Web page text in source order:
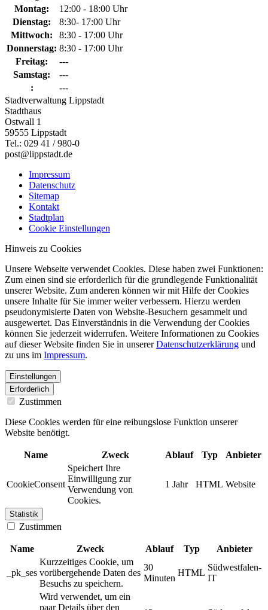
Montag:
12:00 - 18:00 Uhr
Dienstag:
8:30- 17:00 Uhr
Mittwoch:
8:30 - 17:00 Uhr
Donnerstag: 8:30 - 17:00 Uhr
Freitag:
---
Samstag:
---
:
---
Stadtverwaltung Lippstadt
Stadthaus
Ostwall 1
59555 Lippstadt
Tel.: 029 41 / 980-0
post@lippstadt.de
Impressum
Datenschutz
Sitemap
Kontakt
Stadtplan
Cookie Einstellungen
Hinweis zu Cookies
Unsere Webseite verwendet Cookies. Diese haben zwei Funktionen:
Zum einen sind sie erforderlich für die grundlegende Funktionalität
unserer Website. Zum anderen können wir mit Hilfe der Cookies
unsere Inhalte für Sie immer weiter verbessern. Hierzu werden
pseudonymisierte Daten von Website-Besuchern gesammelt und
ausgewertet. Das Einverständnis in die Verwendung der Cookies
können Sie jederzeit widerrufen. Weitere Informationen zu Cookies
auf dieser Website finden Sie in unsererDatenschutzerklärung und
zu uns im Impressum.
Einstellungen
Erforderlich
Zustimmen
Diese Cookies werden für eine reibungslose Funktion unserer
Website benötigt.
Name Zweck Ablauf Typ Anbieter
CookieConsent
Speichert Ihre
Einwilligung zur
Verwendung von
Cookies.
1 Jahr HTML Website
Statistik
Zustimmen
Name Zweck Ablauf Typ Anbieter
_pk_ses
Kurzzeitiges Cookie, um
vorübergehende Daten des
Besuchs zu speichern.
30
Minuten
HTML
Südwestfalen-
IT
Wird verwendet, um ein
paar Details über den